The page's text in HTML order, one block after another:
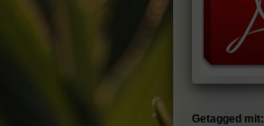
Getagged mit: